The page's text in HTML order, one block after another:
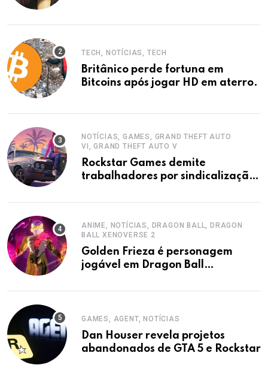
TECH, NOTÍCIAS, TECH
Britânico perde fortuna em
Bitcoins após jogar HD em aterro.
NOTÍCIAS, GAMES, GRAND THEFT AUTO
VI, GRAND THEFT AUTO V
Rockstar Games demite
trabalhadores por sindicalização,
ANIME, NOTÍCIAS, DRAGON BALL, DRAGON
BALL XENOVERSE 2
Golden Frieza é personagem
jogável em Dragon Ball
GAMES, AGENT, NOTÍCIAS
Dan Houser revela projetos
abandonados de GTA 5 e Rockstar